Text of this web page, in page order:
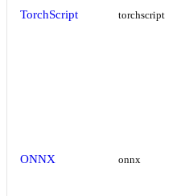
TorchScript torchscript
ONNX onnx